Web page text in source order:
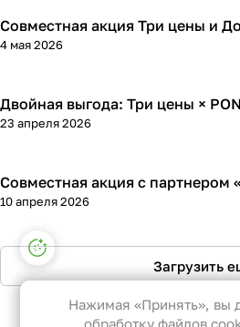
Кросс-акции
4 мая 2026
Совместная акция Три цены и
Кросс-акции
23 апреля 2026
Двойная выгода: Три цены ×
Кросс-акции
10 апреля 2026
Совместная акция с партнером
Загрузить
Настройки файлов cookie
Функциональные
Эти файлы необходимы
функционирования сайта
Нажимая «Принять», вы
обработку файлов